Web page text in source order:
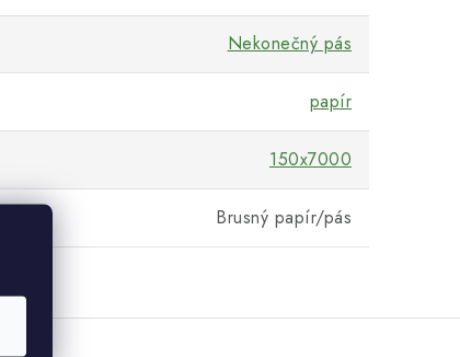
Nekonečný pás
papír
150x7000
Brusný papír/pás